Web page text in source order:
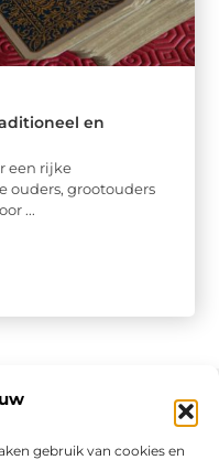
gebruik van cookies en
en
een rijke
ouders, grootouders
...